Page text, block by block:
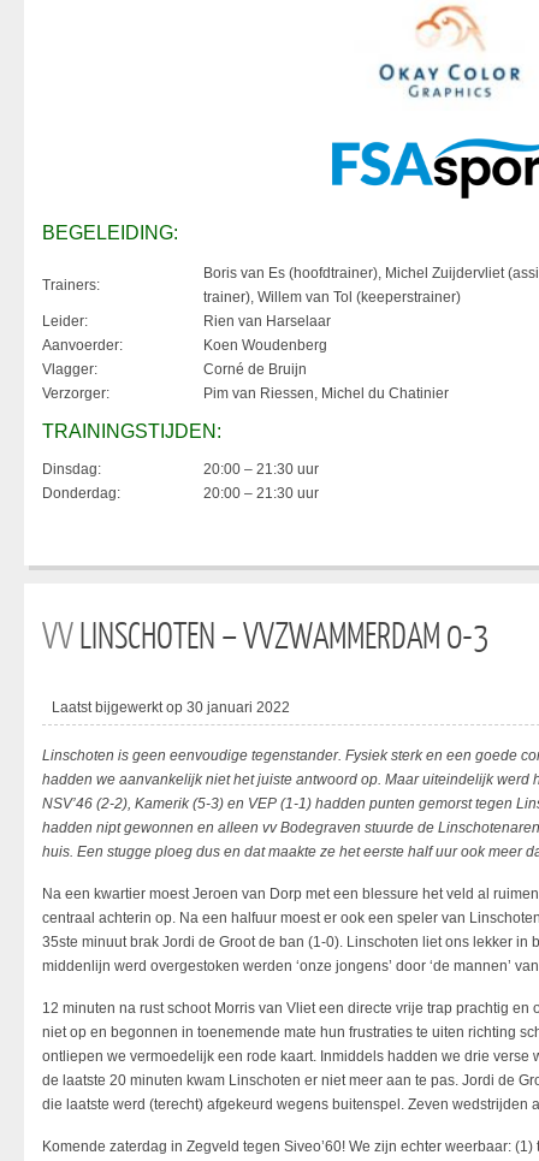
BEGELEIDING:
Trainers:
Boris van Es (hoofdtrainer), Michel Zuijdervliet
trainer), Willem van Tol (keeperstrainer)
Leider:
Rien van Harselaar
Aanvoerder:
Koen Woudenberg
Vlagger:
Corné de Bruijn
Verzorger:
Pim van Riessen, Michel du Chatinier
TRAININGSTIJDEN:
Dinsdag:
20:00 – 21:30 uur
Donderdag:
20:00 – 21:30 uur
VVLINSCHOTEN – VVZWAMMERDAM 0-3
Laatst bijgewerkt op 30 januari 2022
Linschoten is geen eenvoudige tegenstander. Fysiek sterk en een goede
hadden we aanvankelijk niet het juiste antwoord op. Maar uiteindelijk werd
NSV’46 (2-2), Kamerik (5-3) en VEP (1-1) hadden punten gemorst tegen
hadden nipt gewonnen en alleen vv Bodegraven stuurde de
huis. Een stugge ploeg dus en dat maakte ze het eerste half uur ook meer
Na een kwartier moest Jeroen van Dorp met een blessure het veld al
centraal achterin op. Na een halfuur moest er ook een speler van
35ste minuut brak Jordi de Groot de ban (1-0). Linschoten liet ons lekker in
middenlijn werd overgestoken werden ‘onze jongens’ door ‘de mannen’
12 minuten na rust schoot Morris van Vliet een directe vrije trap prachtig
niet op en begonnen in toenemende mate hun frustraties te uiten richting
ontliepen we vermoedelijk een rode kaart. Inmiddels hadden we drie verse
de laatste 20 minuten kwam Linschoten er niet meer aan te pas. Jordi de
die laatste werd (terecht) afgekeurd wegens buitenspel. Zeven wedstrijden
Komende zaterdag in Zegveld tegen Siveo’60! We zijn echter weerbaar: